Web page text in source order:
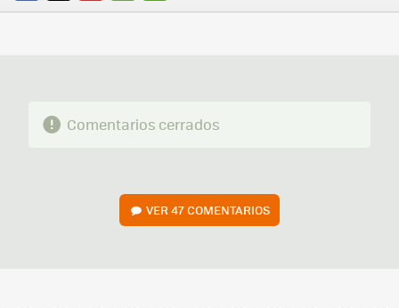
FACEBOOK
TWITTERFLIPBOARD
E-
WHATSAPP
Comentarios cerrados
VER47 COMENTARIOS